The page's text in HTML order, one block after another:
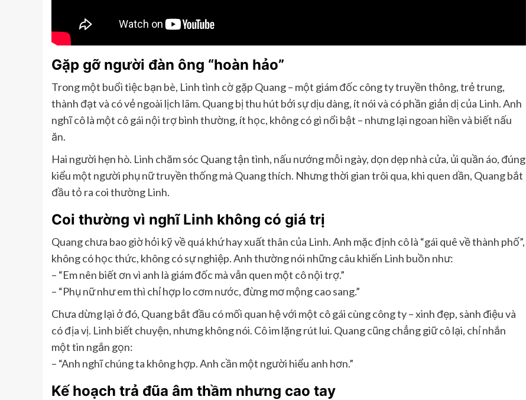
Gặp gỡ người đàn ông “hoàn hảo”
Trong một buổi tiệc bạn bè, Linh tình cờ gặp Quang – một giám đốc công ty truyền thông, trẻ trung,
thành đạt và có vẻ ngoài lịch lãm. Quang bị thu hút bởi sự dịu dàng, ít nói và có phần giản dị của Linh. Anh
nghĩ cô là một cô gái nội trợ bình thường, ít học, không có gì nổi bật – nhưng lại ngoan hiền và biết nấu
ăn.
Hai người hẹn hò. Linh chăm sóc Quang tận tình, nấu nướng mỗi ngày, dọn dẹp nhà cửa, ủi quần áo, đúng
kiểu một người phụ nữ truyền thống mà Quang thích. Nhưng thời gian trôi qua, khi quen dần, Quang bắt
đầu tỏ ra coi thường Linh.
Coi thường vì nghĩ Linh không có giá trị
Quang chưa bao giờ hỏi kỹ về quá khứ hay xuất thân của Linh. Anh mặc định cô là “gái quê về thành phố”,
không có học thức, không có sự nghiệp. Anh thường nói những câu khiến Linh buồn như:
– “Em nên biết ơn vì anh là giám đốc mà vẫn quen một cô nội trợ.”
– “Phụ nữ như em thì chỉ hợp lo cơm nước, đừng mơ mộng cao sang.”
Chưa dừng lại ở đó, Quang bắt đầu có mối quan hệ với một cô gái cùng công ty – xinh đẹp, sành điệu và
có địa vị. Linh biết chuyện, nhưng không nói. Cô im lặng rút lui. Quang cũng chẳng giữ cô lại, chỉ nhắn
một tin ngắn gọn:
– “Anh nghĩ chúng ta không hợp. Anh cần một người hiểu anh hơn.”
Kế hoạch trả đũa âm thầm nhưng cao tay